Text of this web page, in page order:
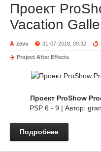
Проект
Vacation
zevs 31-07-2018, 09:32
Project After Effects
Проект ProShow
PSP 6 - 9 | Автор:
Подробнее